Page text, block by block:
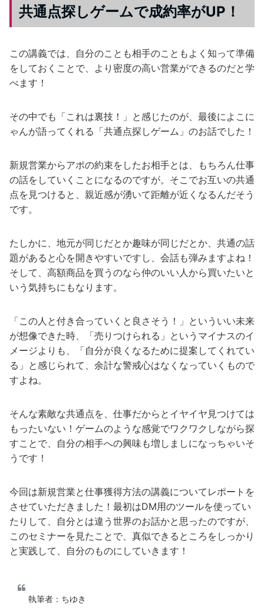
共通点探しゲームで成約率がUP！
この講義では、自分のことも相手のこともよく知って準備
をしておくことで、より密度の高い営業ができるのだと学
べます！
その中でも「これは裏技！」と感じたのが、最後によこに
ゃんが語ってくれる「共通点探しゲーム」のお話でした！
新規営業からアポの約束をしたお相手とは、もちろん仕事
の話をしていくことになるのですが。そこでお互いの共通
点を見つけると、親近感が湧いて距離が近くなるんだそう
です。
たしかに、地元が同じだとか趣味が同じだとか、共通の話
題があると心を開きやすいですし、会話も弾みますよね！
そして、高額商品を買うのなら仲のいい人から買いたいと
いう気持ちにもなります。
「この人と付き合っていくと良さそう！」といういい未来
が想像できた時、「売りつけられる」というマイナスのイ
メージよりも、「自分が良くなるために提案してくれてい
る」と感じられて、余計な警戒心はなくなっていくもので
すよね。
そんな素敵な共通点を、仕事だからとイヤイヤ見つけては
もったいない！ゲームのような感覚でワクワクしながら探
すことで、自分の相手への興味も増しましになっちゃいそ
うです！
今回は新規営業と仕事獲得方法の講義についてレポートを
させていただきました！最初はDM用のツールを使ってい
たりして、自分とは違う世界のお話かと思ったのですが、
このセミナーを見たことで、真似できるところをしっかり
と実践して、自分のものにしていきます！
執筆者：ちゆき